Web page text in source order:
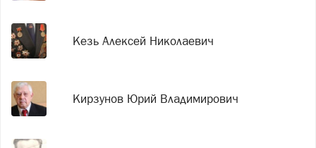
Кезь Алексей Николаевич
Кирзунов Юрий Владимирович